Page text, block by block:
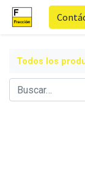
Todos los